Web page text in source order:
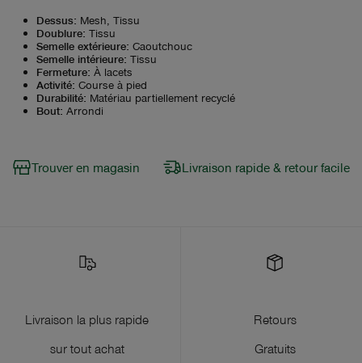
Dessus: Mesh, Tissu
Doublure: Tissu
Semelle extérieure: Caoutchouc
Semelle intérieure: Tissu
Fermeture: À lacets
Activité: Course à pied
Durabilité: Matériau partiellement recyclé
Bout: Arrondi
Trouver en magasin Livraison rapide & retour facile
Livraison la plus rapide
sur tout achat
Retours
Gratuits